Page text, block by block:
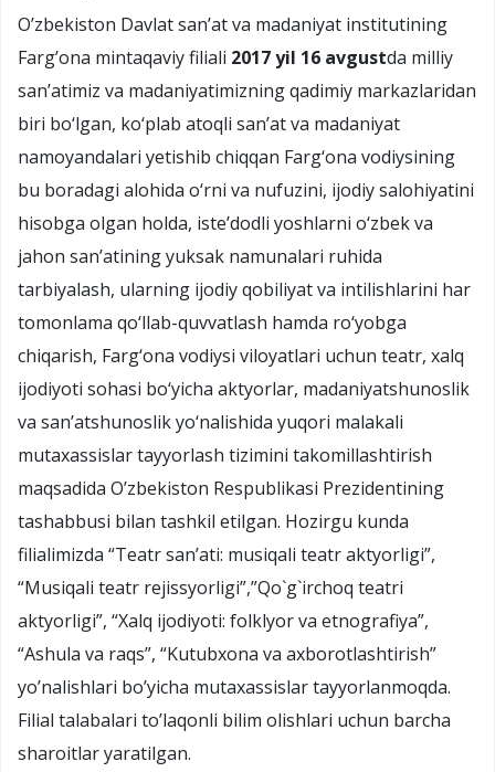
O’zbekiston Davlat san’at va madaniyat institutining
Farg’ona mintaqaviy filiali 2017 yil 16 avgustda milliy
san’atimiz va madaniyatimizning qadimiy markazlaridan
biri bo‘lgan, ko‘plab atoqli san’at va madaniyat
namoyandalari yetishib chiqqan Farg‘ona vodiysining
bu boradagi alohida o‘rni va nufuzini, ijodiy salohiyatini
hisobga olgan holda, iste’dodli yoshlarni o‘zbek va
jahon san’atining yuksak namunalari ruhida
tarbiyalash, ularning ijodiy qobiliyat va intilishlarini har
tomonlama qo‘llab-quvvatlash hamda ro‘yobga
chiqarish, Farg‘ona vodiysi viloyatlari uchun teatr, xalq
ijodiyoti sohasi bo‘yicha aktyorlar, madaniyatshunoslik
va san’atshunoslik yo‘nalishida yuqori malakali
mutaxassislar tayyorlash tizimini takomillashtirish
maqsadida O’zbekiston Respublikasi Prezidentining
tashabbusi bilan tashkil etilgan. Hozirgu kunda
filialimizda “Teatr san’ati: musiqali teatr aktyorligi”,
“Musiqali teatr rejissyorligi”,”Qo`g`irchoq teatri
aktyorligi”, “Xalq ijodiyoti: folklyor va etnografiya”,
“Ashula va raqs”, “Kutubxona va axborotlashtirish”
yo’nalishlari bo’yicha mutaxassislar tayyorlanmoqda.
Filial talabalari to’laqonli bilim olishlari uchun barcha
sharoitlar yaratilgan.